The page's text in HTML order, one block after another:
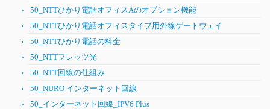
50_NTTひかり電話オフィスAのオプション機能
50_NTTひかり電話オフィスタイプ用外線ゲートウェイ
50_NTTひかり電話の料金
50_NTTフレッツ光
50_NTT回線の仕組み
50_NURO インターネット回線
50_インターネット回線_IPV6 Plus